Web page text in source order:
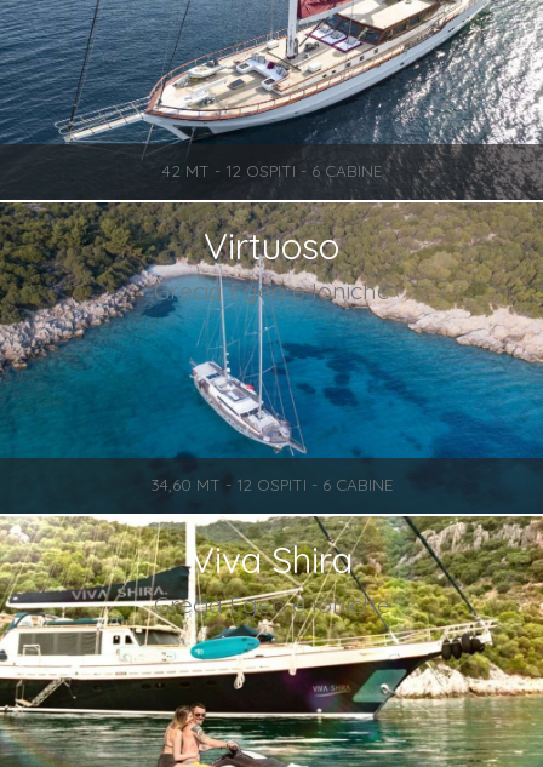
42 MT - 12 OSPITI - 6 CABINE
Virtuoso
Grecia Egeo e Ioniche
34,60 MT - 12 OSPITI - 6 CABINE
Viva Shira
Grecia Egeo e Ioniche